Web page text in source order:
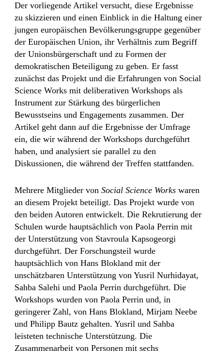
Der vorliegende Artikel versucht, diese Ergebnisse
zu skizzieren und einen Einblick in die Haltung einer
jungen europäischen Bevölkerungsgruppe gegenüber
der Europäischen Union, ihr Verhältnis zum Begriff
der Unionsbürgerschaft und zu Formen der
demokratischen Beteiligung zu geben. Er fasst
zunächst das Projekt und die Erfahrungen von Social
Science Works mit deliberativen Workshops als
Instrument zur Stärkung des bürgerlichen
Bewusstseins und Engagements zusammen. Der
Artikel geht dann auf die Ergebnisse der Umfrage
ein, die wir während der Workshops durchgeführt
haben, und analysiert sie parallel zu den
Diskussionen, die während der Treffen stattfanden.
Mehrere Mitglieder von Social Science Works waren
an diesem Projekt beteiligt. Das Projekt wurde von
den beiden Autoren entwickelt. Die Rekrutierung der
Schulen wurde hauptsächlich von Paola Perrin mit
der Unterstützung von Stavroula Kapsogeorgi
durchgeführt. Der Forschungsteil wurde
hauptsächlich von Hans Blokland mit der
unschätzbaren Unterstützung von Yusril Nurhidayat,
Sahba Salehi und Paola Perrin durchgeführt. Die
Workshops wurden von Paola Perrin und, in
geringerer Zahl, von Hans Blokland, Mirjam Neebe
und Philipp Bautz gehalten. Yusril und Sahba
leisteten technische Unterstützung. Die
Zusammenarbeit von Personen mit sechs